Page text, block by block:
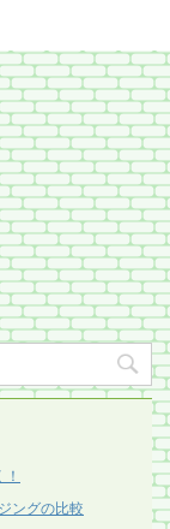
ングの比較